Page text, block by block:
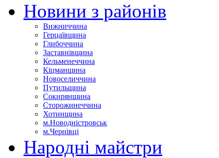
Новини з районів
Вижниччина
Герцаївщина
Глибоччина
Заставнівщина
Кельменеччина
Кіцманщина
Новоселиччина
Путильщина
Сокирянщина
Сторожинеччина
Хотинщина
м.Новодністровськ
м.Чернівці
Народні майстри